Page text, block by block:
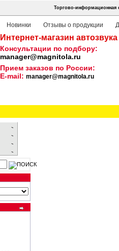
Торгово-информационная
Новинки Отзывы о продукции
Интернет-магазин
Консультации по подбору:
manager@magnitola.ru
Прием заказов по России:
E-mail: manager@magnitola.ru